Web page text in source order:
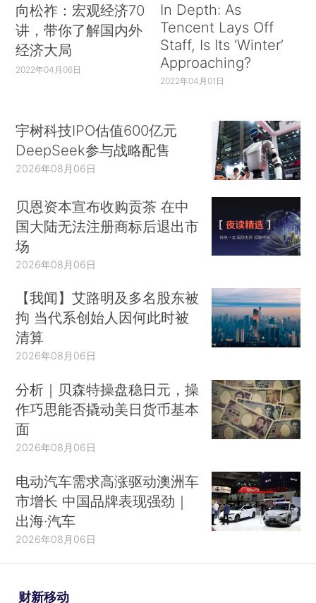
向松祚：宏观经济70
讲，带你了解国内外
经济大局
2022年04月06日
In Depth: As
Tencent Lays Off
Staff, Is Its ‘Winter’
Approaching?
2022年04月01日
宇树科技IPO估值600亿元
DeepSeek参与战略配售
2026年08月06日
贝恩资本宣布收购贡茶 在中
国大陆无法注册商标后退出市
场
2026年08月06日
【我闻】艾路明及多名股东被
拘 当代系创始人因何此时被
清算
2026年08月06日
分析｜贝森特操盘稳日元，操
作巧思能否撬动美日货币基本
面
2026年08月06日
电动汽车需求高涨驱动澳洲车
市增长 中国品牌表现强劲｜
出海·汽车
2026年08月06日
财新移动